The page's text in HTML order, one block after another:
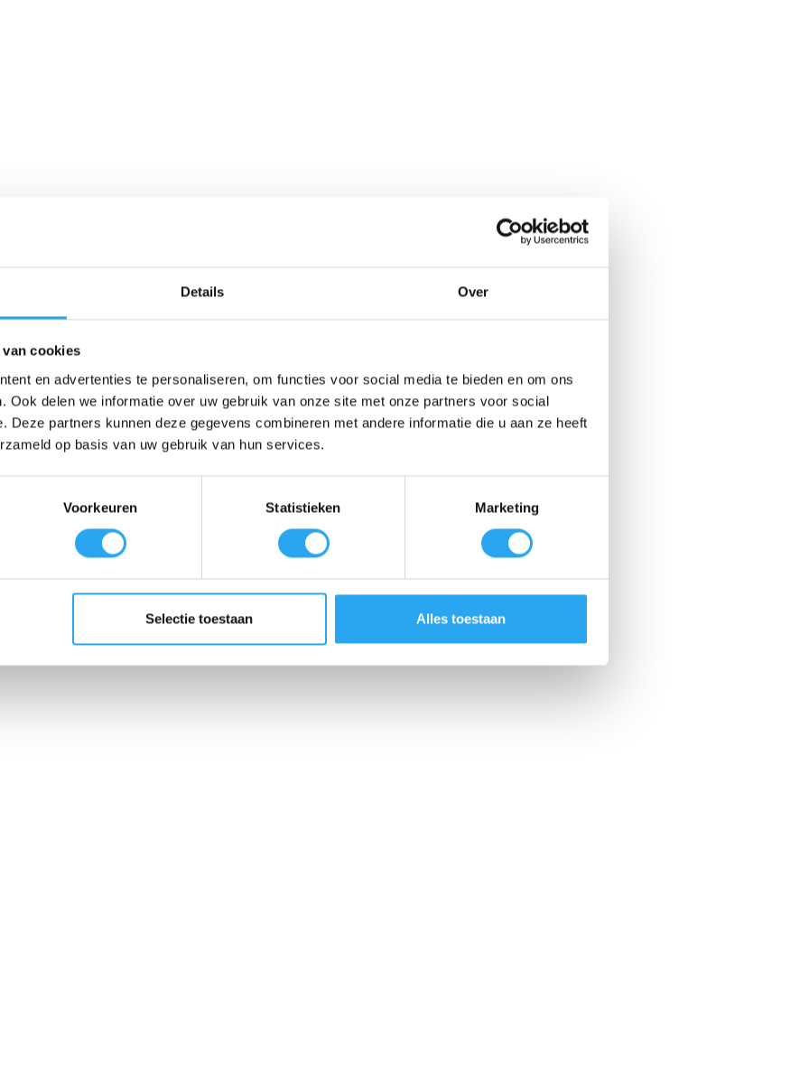
Details Over
van cookies
en advertenties te personaliseren, om functies voor social media te bieden en om ons
Ook delen we informatie over uw gebruik van onze site met onze partners voor social
Deze partners kunnen deze gegevens combineren met andere informatie die u aan ze heeft
op basis van uw gebruik van hun services.
Voorkeuren Statistieken Marketing
Selectie toestaan Alles toestaan